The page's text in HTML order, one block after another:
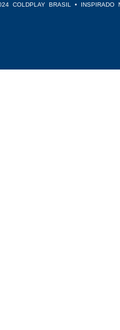
COLDPLAY BRASIL • INSPIRADO